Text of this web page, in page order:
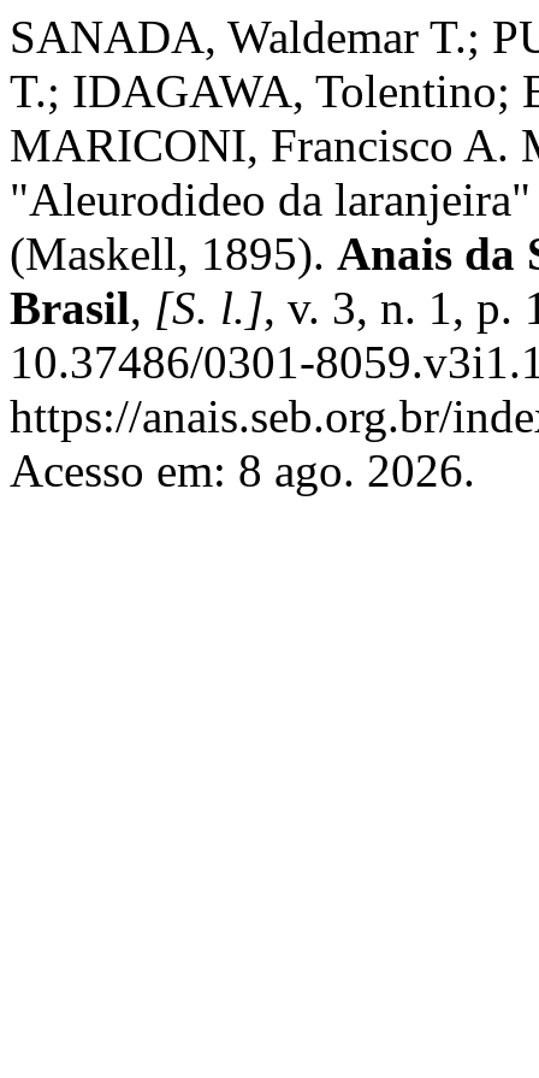
SANADA, Waldemar T.;
T.; IDAGAWA, Tolentino;
MARICONI, Francisco A.
"Aleurodideo da
(Maskell, 1895). Anais da
Brasil, [S. l.], v. 3, n. 1, p.
10.37486/0301-
https://anais.seb.org.br/
Acesso em: 8 ago. 2026.